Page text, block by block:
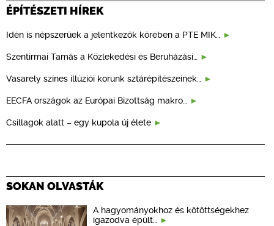
ÉPÍTÉSZETI HÍREK
Idén is népszerűek a jelentkezők körében a PTE MIK…
Szentirmai Tamás a Közlekedési és Beruházási…
Vasarely színes illúziói korunk sztárépítészeinek…
EECFA országok az Európai Bizottság makro…
Csillagok alatt – egy kupola új élete
SOKAN OLVASTÁK
A hagyományokhoz és kötöttségekhez
igazodva épült…